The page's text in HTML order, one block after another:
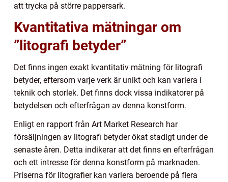
att trycka på större pappersark.
Kvantitativa mätningar om
”litografi betyder”
Det finns ingen exakt kvantitativ mätning för litografi
betyder, eftersom varje verk är unikt och kan variera i
teknik och storlek. Det finns dock vissa indikatorer på
betydelsen och efterfrågan av denna konstform.
Enligt en rapport från Art Market Research har
försäljningen av litografi betyder ökat stadigt under de
senaste åren. Detta indikerar att det finns en efterfrågan
och ett intresse för denna konstform på marknaden.
Priserna för litografier kan variera beroende på flera